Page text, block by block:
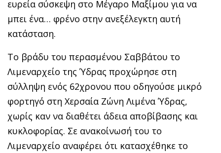
ευρεία σύσκεψη στο Μέγαρο Μαξίμου για να
μπει ένα… φρένο στην ανεξέλεγκτη αυτή
κατάσταση.
Το βράδυ του περασμένου Σαββάτου το
Λιμεναρχείο της Ύδρας προχώρησε στη
σύλληψη ενός 62χρονου που οδηγούσε μικρό
φορτηγό στη Χερσαία Ζώνη Λιμένα Ύδρας,
χωρίς καν να διαθέτει άδεια αποβίβασης και
κυκλοφορίας. Σε ανακοίνωσή του το
Λιμεναρχείο αναφέρει ότι κατασχέθηκε το